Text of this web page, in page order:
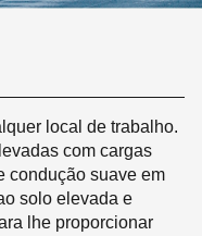
local de trabalho.
com cargas
condução suave em
solo elevada e
lhe proporcionar